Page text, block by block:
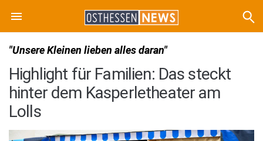
"Unsere Kleinen lieben alles daran"
Highlight für Familien: Das steckt
hinter dem Kasperletheater am
Lolls